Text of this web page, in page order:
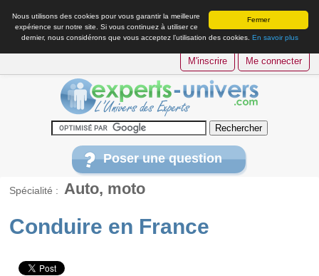
Fermer
Nous utilisons des cookies pour vous garantir la meilleure
expérience sur notre site. Si vous continuez à utiliser ce
dernier, nous considérons que vous acceptez l’utilisation des cookies. En savoir plus
M'inscrire Me connecter
Poser une question
Spécialité : Auto, moto
Conduire en France